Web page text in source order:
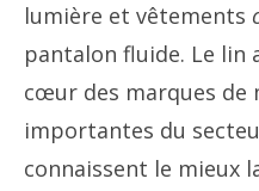
lumière et vêtements
pantalon fluide. Le lin
cœur des marques de
importantes du
connaissent le mieux